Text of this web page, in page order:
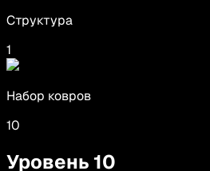
Структура
1
Набор ковров
10
Уровень10